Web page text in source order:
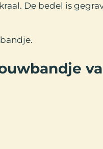
De bedel is